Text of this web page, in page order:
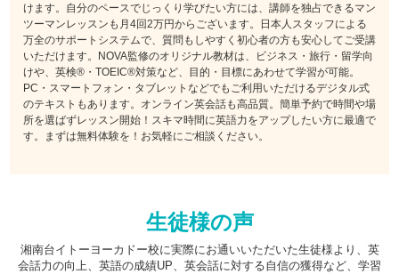
けます。自分のペースでじっくり学びたい方には、講師を独占できるマン
ツーマンレッスンも月4回2万円からございます。日本人スタッフによる
万全のサポートシステムで、質問もしやすく初心者の方も安心してご受講
いただけます。NOVA監修のオリジナル教材は、ビジネス・旅行・留学向
けや、英検®・TOEIC®対策など、目的・目標にあわせて学習が可能。
PC・スマートフォン・タブレットなどでもご利用いただけるデジタル式
のテキストもあります。オンライン英会話も高品質。簡単予約で時間や場
所を選ばずレッスン開始！スキマ時間に英語力をアップしたい方に最適で
す。まずは無料体験を！お気軽にご相談ください。
生徒様の声
湘南台イトーヨーカドー校に実際にお通いいただいた生徒様より、英
会話力の向上、英語の成績UP、英会話に対する自信の獲得など、学習